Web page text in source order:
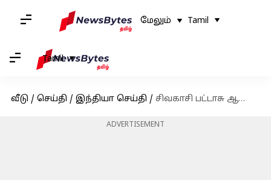
மேலும் Tamil
Tamil
வீடு / செய்தி / இந்தியா செய்தி / சிவகாசி பட்டாசு ஆலை வெடிவிபத்து - உரிமையாளர் உள்பட 3 பேர் மீது வழக்குப்பதிவு
ADVERTISEMENT